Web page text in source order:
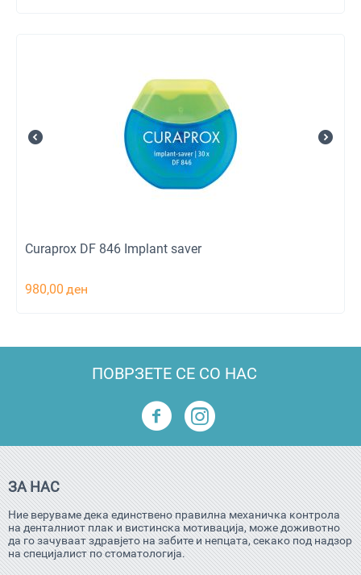
Curaprox DF 846 Implant saver
980,00 ден
ПОВРЗЕТЕ СЕ СО НАС
ЗА НАС
Ние веруваме дека единствено правилна механичка контрола
на денталниот плак и вистинска мотивација, може доживотно
да го зачуваат здравјето на забите и непцата, секако под надзор
на специјалист по стоматологија.